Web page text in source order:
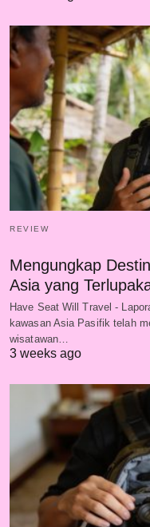
REVIEW
Mengungkap
Asia yang
Have Seat Will Travel -
kawasan Asia Pasifik telah
wisatawan…
3 weeks ago